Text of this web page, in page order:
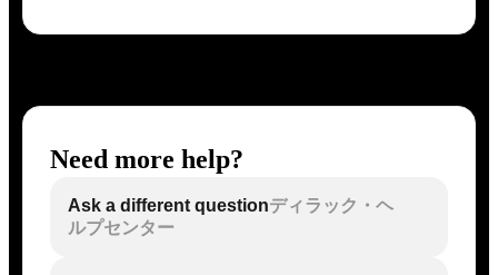
Need more help?
Ask a different questionディラック・ヘ
ルプセンター